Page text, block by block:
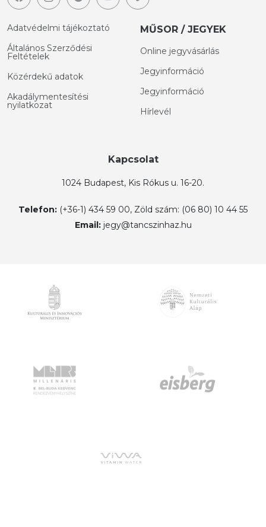
Adatvédelmi tájékoztató
Általános Szerződési
Feltételek
Közérdekű adatok
Akadálymentesítési
nyilatkozat
MŰSOR / JEGYEK
Online jegyvásárlás
Jegyinformáció
Jegyinformáció
Hírlevél
Kapcsolat
1024 Budapest, Kis Rókus u. 16-20.
Telefon: (+36-1) 434 59 00, Zöld szám: (06 80) 10 44 55
Email: jegy@tancszinhaz.hu